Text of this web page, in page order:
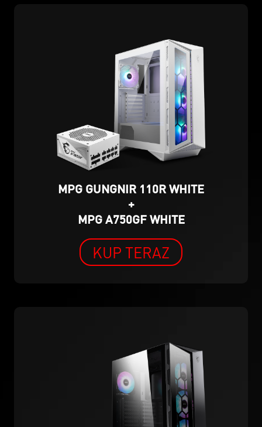
MPG GUNGNIR 110R WHITE
+
MPG A750GF WHITE
KUP TERAZ